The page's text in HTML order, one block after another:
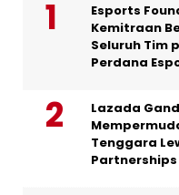
Esports
Kemitraan
Seluruh Tim
Perdana
Lazada
Tenggara
Partnerships